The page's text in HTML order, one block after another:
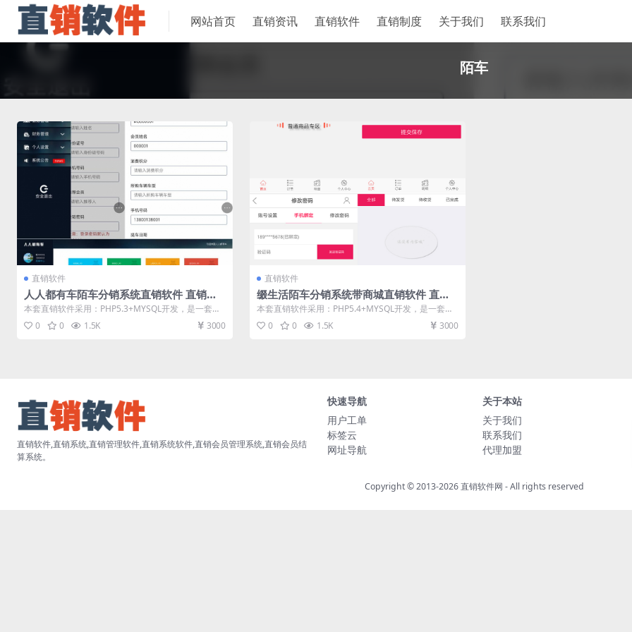
网站首页 直销资讯 直销软件 直销制度 关于我们 联系我们
陌车
直销软件
人人都有车陌车分销系统直销软件 直销系
统 直销管理软件
本套直销软件采用：PHP5.3+MYSQL开发，是一套人
人都有车陌车分销系统直销...
0 0 1.5K 3000
直销软件
缀生活陌车分销系统带商城直销软件 直销
系统 直销管理软件
本套直销软件采用：PHP5.4+MYSQL开发，是一套缀
生活陌车分销系统带商城直...
0 0 1.5K 3000
直销软件,直销系统,直销管理软件,直销系统软件,直销会员管理系统,直销会员结
算系统。
快速导航
用户工单
标签云
网址导航
关于本站
关于我们
联系我们
代理加盟
Copyright © 2013-2026直销软件网 - All rights reserved